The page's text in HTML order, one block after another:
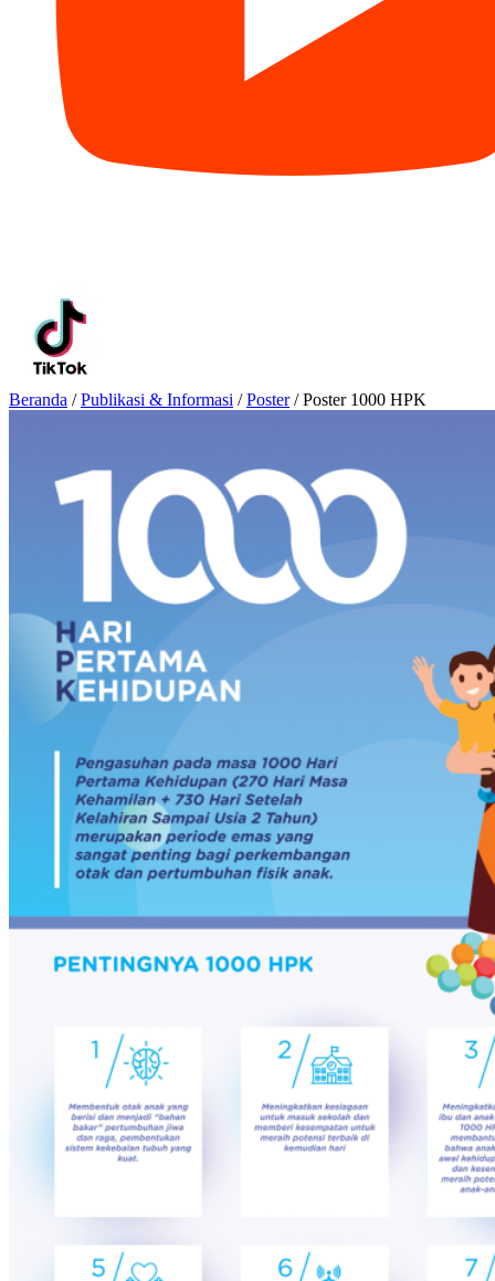
Beranda / Publikasi & Informasi / Poster / Poster 1000 HPK